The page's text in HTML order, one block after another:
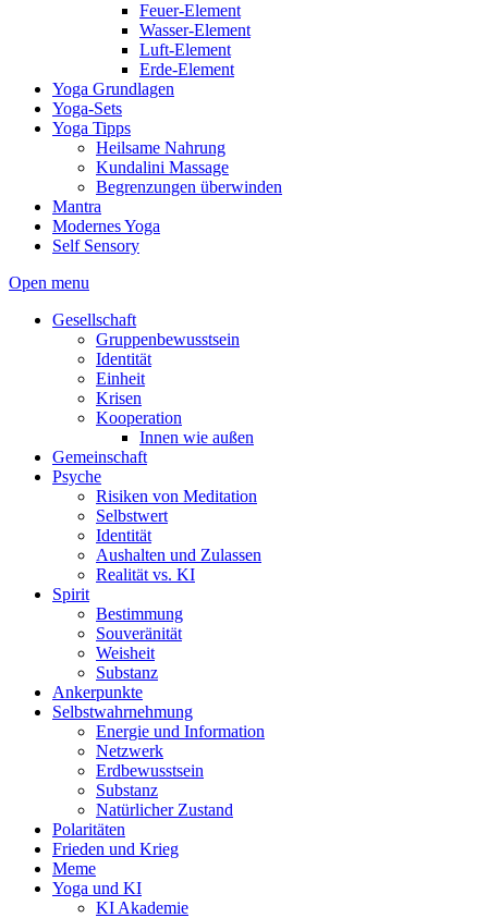
Feuer-Element
Wasser-Element
Luft-Element
Erde-Element
Yoga Grundlagen
Yoga-Sets
Yoga Tipps
Heilsame Nahrung
Kundalini Massage
Begrenzungen überwinden
Mantra
Modernes Yoga
Self Sensory
Open menu
Gesellschaft
Gruppenbewusstsein
Identität
Einheit
Krisen
Kooperation
Innen wie außen
Gemeinschaft
Psyche
Risiken von Meditation
Selbstwert
Identität
Aushalten und Zulassen
Realität vs. KI
Spirit
Bestimmung
Souveränität
Weisheit
Substanz
Ankerpunkte
Selbstwahrnehmung
Energie und Information
Netzwerk
Erdbewusstsein
Substanz
Natürlicher Zustand
Polaritäten
Frieden und Krieg
Meme
Yoga und KI
KI Akademie